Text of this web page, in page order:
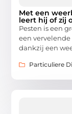
Met een
leert hij of zij
Pesten is een
een
dankzij een
Particuliere